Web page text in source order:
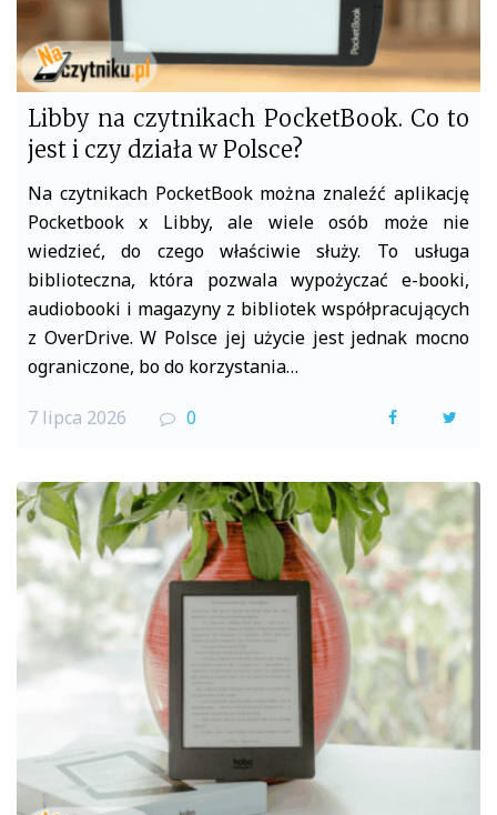
Libby na czytnikach PocketBook. Co to
jest i czy działa w Polsce?
Na czytnikach PocketBook można znaleźć aplikację
Pocketbook x Libby, ale wiele osób może nie
wiedzieć, do czego właściwie służy. To usługa
biblioteczna, która pozwala wypożyczać e-booki,
audiobooki i magazyny z bibliotek współpracujących
z OverDrive. W Polsce jej użycie jest jednak mocno
ograniczone, bo do korzystania…
7 lipca 2026 0
F
c
b
o
o
i
t
t